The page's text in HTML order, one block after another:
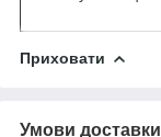
Приховати
Умови доставки